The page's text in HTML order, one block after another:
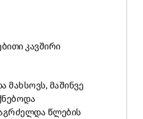
კავშირი
მაშინვე
წლების